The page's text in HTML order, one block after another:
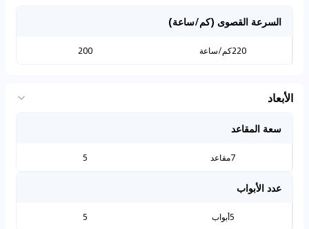
السرعة القصوى (كم/ساعة)
220كم/ساعة 200
الأبعاد
سعة المقاعد
7مقاعد 5
عدد الأبواب
5أبواب 5